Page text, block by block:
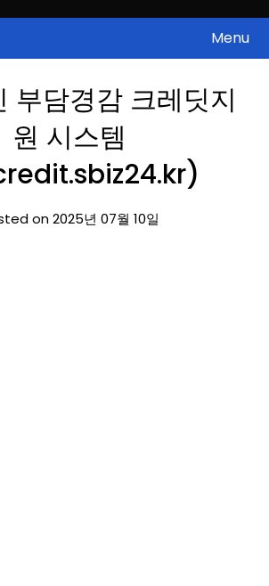
보
등주, 낙폭과대, 골든크로스, 상한가, 하한가 등
의 주식 정보.
Menu
부담경감 크레딧지
원 시스템
on 2025년 07월 10일